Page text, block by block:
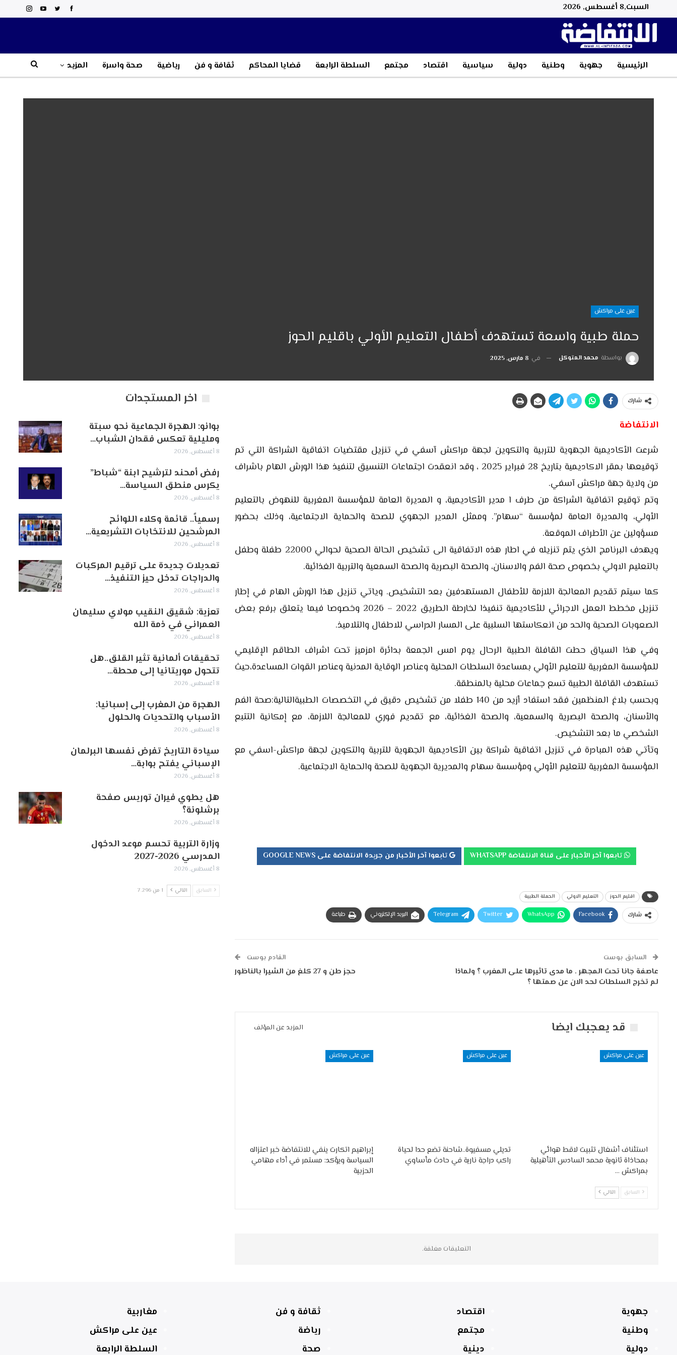
السبت,8 أغسطس, 2026
الرئيسية جهوية وطنية دولية سياسية اقتصاد مجتمع السلطة الرابعة قضايا المحاكم ثقافة و فن رياضية صحة واسرة المزيد
عين على مراكش
حملة طبية واسعة تستهدف أطفال التعليم الأولي باقليم الحوز
بواسطة محمد المتوكل في 8 مارس, 2025
شارك
الانتفاضة
شرعت الأكاديمية الجهوية للتربية والتكوين لجهة مراكش آسفي في تنزيل مقتضيات اتفاقية الشراكة التي تم
توقيعها بمقر الاكاديمية بتاريخ 28 فبراير 2025 ، وقد انعقدت اجتماعات التنسيق لتنفيذ هذا الورش الهام باشراف
من ولاية جهة مراكش آسفي.
وتم توقيع اتفاقية الشراكة من طرف ا مدير الأكاديمية، و المديرة العامة للمؤسسة المغربية للنهوض بالتعليم
الأولي، والمديرة العامة لمؤسسة “سهام”. وممثل المدير الجهوي للصحة والحماية الاجتماعية، وذلك بحضور
مسؤولين عن الأطراف الموقعة.
ويهدف البرنامج الذي يتم تنزيله في اطار هذه الاتفاقية الى تشخيص الحالة الصحية لحوالي 22000 طفلة وطفل
بالتعليم الاولي بخصوص صحة الفم والاسنان، والصحة البصرية والصحة السمعية والتربية الغذائية.
كما سيتم تقديم المعالجة اللازمة للأطفال المستهدفين بعد التشخيص. وياتي تنزيل هذا الورش الهام في إطار
تنزيل مخطط العمل الاجرائي للأكاديمية تنفيذا لخارطة الطريق 2022 – 2026 وخصوصا فيما يتعلق برفع بعض
الصعوبات الصحية والحد من انعكاستها السلبية على المسار الدراسي للاطفال والتلاميذ.
وفي هذا السياق حطت القافلة الطبية الرحال يوم امس الجمعة بدائرة امزميز تحت اشراف الطاقم الإقليمي
للمؤسسة المغربية للتعليم الأولي بمساعدة السلطات المحلية وعناصر الوقاية المدنية وعناصر القوات المساعدة،حيث
تستهدف القافلة الطبية تسع جماعات محلية بالمنطقة.
وبحسب بلاغ المنظمين فقد استفاد أزيد من 140 طفلا من تشخيص دقيق في التخصصات الطبيةالتالية:صحة الفم
والأسنان، والصحة البصرية والسمعية، والصحة الغذائية، مع تقديم فوري للمعالجة اللازمة، مع إمكانية التتبع
الشخصي ما بعد التشخيص.
وتأتي هذه المبادرة في تنزيل اتفاقية شراكة بين الأكاديمية الجهوية للتربية والتكوين لجهة مراكش-اسفي مع
المؤسسة المغربية للتعليم الأولي ومؤسسة سهام والمديرية الجهوية للصحة والحماية الاجتماعية.
تابعوا آخر الأخبار من جريدة الانتفاضة على GOOGLE NEWS تابعوا آخر الأخبار على قناة الانتفاضة WHATSAPP
اقليم الحوز التعليم الاولي الحملة الطبية
شارك Facebook
WhatsApp
Twitter
Telegram البريد الإلكتروني طباعة
السابق بوست
عاصفة جانا تحت المجهر . ما مدى تاثيرها على المغرب ؟ ولماذا
لم تخرج السلطات لحد الان عن صمتها ؟
القادم بوست
حجز طن و 27 كلغ من الشيرا بالناظور
قد يعجبك ايضا المزيد عن المؤلف
عين على مراكش
استئناف أشغال تثبيت لاقط هوائي
بمحاذاة ثانوية محمد السادس التأهيلية
بمراكش …
عين على مراكش
تديلي مسفيوة..شاحنة تضع حدا لحياة
راكب دراجة نارية في حادث مأساوي
عين على مراكش
إبراهيم اتكارت ينفي للانتفاضة خبر اعتزاله
السياسة ويؤكد: مستمر في أداء مهامي
الحزبية
السابق التالي
التعليقات مغلقة.
اخر المستجدات
بوانو: الهجرة الجماعية نحو سبتة
ومليلية تعكس فقدان الشباب…
8 أغسطس, 2026
رفض أمحند لترشيح ابنة “شباط”
يكرس منطق السياسة…
8 أغسطس, 2026
رسمياً.. قائمة وكلاء اللوائح
المرشحين للانتخابات التشريعية…
8 أغسطس, 2026
تعديلات جديدة على ترقيم المركبات
والدراجات تدخل حيز التنفيذ…
8 أغسطس, 2026
تعزية: شقيق النقيب مولاي سليمان
العمراني في ذمة الله
8 أغسطس, 2026
تحقيقات ألمانية تثير القلق..هل
تتحول موريتانيا إلى محطة…
8 أغسطس, 2026
الهجرة من المغرب إلى إسبانيا:
الأسباب والتحديات والحلول
8 أغسطس, 2026
سيادة التاريخ تفرض نفسها البرلمان
الإسباني يفتح بوابة…
8 أغسطس, 2026
هل يطوي فيران توريس صفحة
برشلونة؟
8 أغسطس, 2026
وزارة التربية تحسم موعد الدخول
المدرسي 2026-2027
8 أغسطس, 2026
السابق التالي 1 من 7٬296
جهوية
وطنية
دولية
اقتصاد
مجتمع
دينية
ثقافة و فن
رياضة
صحة
مغاربية
عين على مراكش
السلطة الرابعة